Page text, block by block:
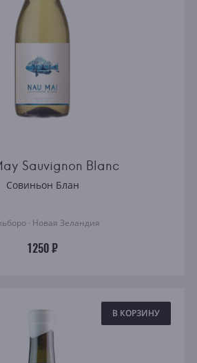
Sauvignon Blanc
Совиньон Блан
· Новая Зеландия
1250 ₽
В КОРЗИНУ